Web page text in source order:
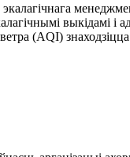
экалагічнага
выкідамі і
(AQI)